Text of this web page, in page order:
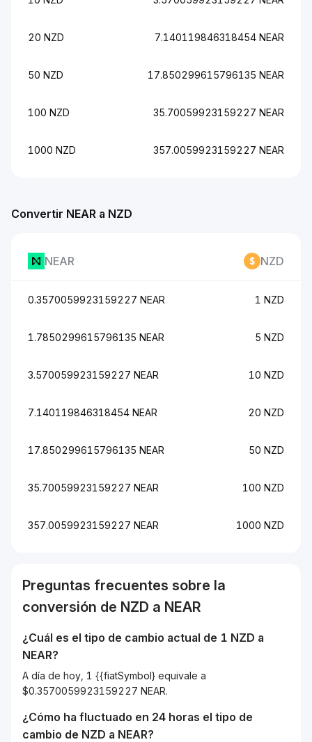
Convertir NEAR a NZD
NEAR NZD
0.3570059923159227 NEAR 1 NZD
1.7850299615796135 NEAR 5 NZD
3.570059923159227 NEAR 10 NZD
7.140119846318454 NEAR 20 NZD
17.850299615796135 NEAR 50 NZD
35.70059923159227 NEAR 100 NZD
357.0059923159227 NEAR 1000 NZD
20 NZD 7.140119846318454 NEAR
50 NZD 17.850299615796135 NEAR
100 NZD 35.70059923159227 NEAR
1000 NZD 357.0059923159227 NEAR
Preguntas frecuentes sobre la
conversión de NZD a NEAR
¿Cuál es el tipo de cambio actual de 1 NZD a
NEAR?
A día de hoy, 1 {{fiatSymbol} equivale a
$0.3570059923159227 NEAR.
¿Cómo ha fluctuado en 24 horas el tipo de
cambio de NZD a NEAR?